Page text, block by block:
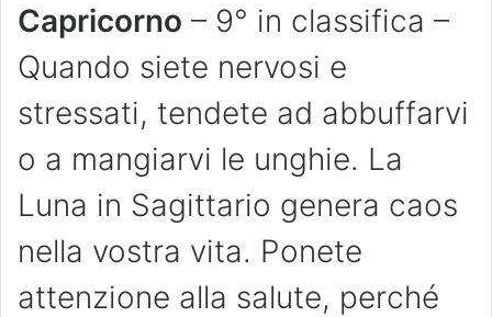
Capricorno – 9° in classifica –
Quando siete nervosi e
stressati, tendete ad abbuffarvi
o a mangiarvi le unghie. La
Luna in Sagittario genera caos
nella vostra vita. Ponete
attenzione alla salute, perché